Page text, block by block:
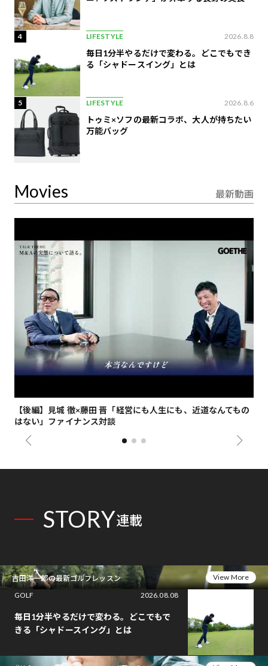
4 LIFESTYLE 2026.8.8
毎日1分半やるだけで変わる。どこでもでき
る「シャドースイング」とは
5 LIFESTYLE 2026.8.6
トゥミ×ソフの最新コラボ、大人が持ちたい
万能バッグ
Movies 最新動画
【後編】見城 徹×藤田 晋「経営にも人生にも、近道なんてもの
はない」ファイナンス対談
STORY連載
吉田洋一郎の最新ゴルフレッスン
View More
GOLF
2026.08.08
毎日1分半やるだけで変わる。どこでもで
きる「シャドースイング」とは